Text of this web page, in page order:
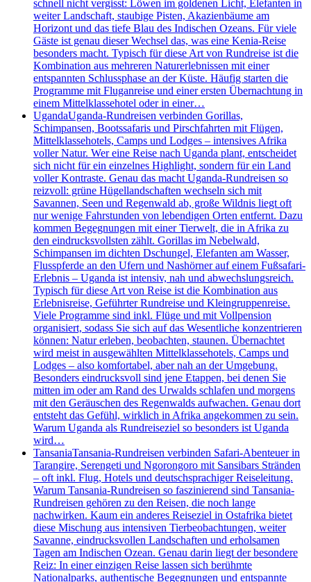
schnell nicht vergisst: Löwen im goldenen Licht, Elefanten in
weiter Landschaft, staubige Pisten, Akazienbäume am
Horizont und das tiefe Blau des Indischen Ozeans. Für viele
Gäste ist genau dieser Wechsel das, was eine Kenia-Reise
besonders macht. Typisch für diese Art von Rundreise ist die
Kombination aus mehreren Naturerlebnissen mit einer
entspannten Schlussphase an der Küste. Häufig starten die
Programme mit Fluganreise und einer ersten Übernachtung in
einem Mittelklassehotel oder in einer…
UgandaUganda-Rundreisen verbinden Gorillas,
Schimpansen, Bootssafaris und Pirschfahrten mit Flügen,
Mittelklassehotels, Camps und Lodges – intensives Afrika
voller Natur. Wer eine Reise nach Uganda plant, entscheidet
sich nicht für ein einzelnes Highlight, sondern für ein Land
voller Kontraste. Genau das macht Uganda-Rundreisen so
reizvoll: grüne Hügellandschaften wechseln sich mit
Savannen, Seen und Regenwald ab, große Wildnis liegt oft
nur wenige Fahrstunden von lebendigen Orten entfernt. Dazu
kommen Begegnungen mit einer Tierwelt, die in Afrika zu
den eindrucksvollsten zählt. Gorillas im Nebelwald,
Schimpansen im dichten Dschungel, Elefanten am Wasser,
Flusspferde an den Ufern und Nashörner auf einem Fußsafari-
Erlebnis – Uganda ist intensiv, nah und abwechslungsreich.
Typisch für diese Art von Reise ist die Kombination aus
Erlebnisreise, Geführter Rundreise und Kleingruppenreise.
Viele Programme sind inkl. Flüge und mit Vollpension
organisiert, sodass Sie sich auf das Wesentliche konzentrieren
können: Natur erleben, beobachten, staunen. Übernachtet
wird meist in ausgewählten Mittelklassehotels, Camps und
Lodges – also komfortabel, aber nah an der Umgebung.
Besonders eindrucksvoll sind jene Etappen, bei denen Sie
mitten im oder am Rand des Urwalds schlafen und morgens
mit den Geräuschen des Regenwalds aufwachen. Genau dort
entsteht das Gefühl, wirklich in Afrika angekommen zu sein.
Warum Uganda als Rundreiseziel so besonders ist Uganda
wird…
TansaniaTansania-Rundreisen verbinden Safari-Abenteuer in
Tarangire, Serengeti und Ngorongoro mit Sansibars Stränden
– oft inkl. Flug, Hotels und deutschsprachiger Reiseleitung.
Warum Tansania-Rundreisen so faszinierend sind Tansania-
Rundreisen gehören zu den Reisen, die noch lange
nachwirken. Kaum ein anderes Reiseziel in Ostafrika bietet
diese Mischung aus intensiven Tierbeobachtungen, weiter
Savanne, eindrucksvollen Landschaften und erholsamen
Tagen am Indischen Ozean. Genau darin liegt der besondere
Reiz: In einer einzigen Reise lassen sich berühmte
Nationalparks, authentische Begegnungen und entspannte